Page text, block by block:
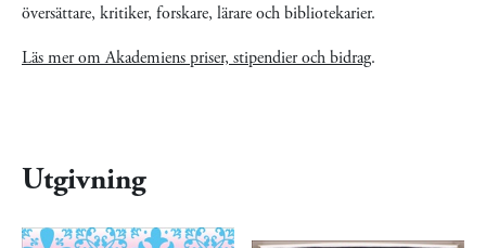
översättare, kritiker, forskare, lärare och bibliotekarier.
Läs mer om Akademiens priser, stipendier och bidrag.
Utgivning